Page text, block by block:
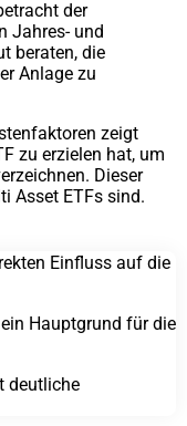
der
Jahres- und
beraten, die
Anlage zu
zeigt
zu erzielen hat, um
Dieser
Asset ETFs sind.
Einfluss auf die
Hauptgrund für die
deutliche